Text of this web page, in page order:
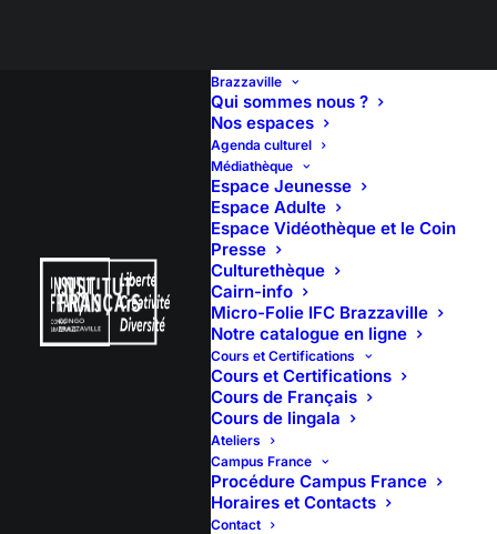
Brazzaville
Qui sommes nous ?
Nos espaces
Agenda culturel
Médiathèque
Espace Jeunesse
Espace Adulte
Espace Vidéothèque et le Coin
Presse
Culturethèque
Cairn-info
Micro-Folie IFC Brazzaville
Notre catalogue en ligne
Cours et Certifications
Cours et Certifications
Cours de Français
Cours de lingala
Ateliers
Campus France
Procédure Campus France
Horaires et Contacts
Contact